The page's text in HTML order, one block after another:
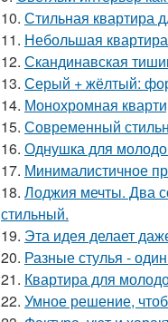
10. Стильная квартира
11. Небольшая
12. Скандинавская
13. Серый + жёлтый:
14. Монохромная
15. Современный
16. Однушка для
17. Минималистичное
18. Лоджия мечты. Два
стильный.
19. Эта идея делает
20. Разные стулья -
21. Квартира для
22. Умное решение,